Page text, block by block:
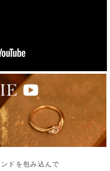
ドを包み込んで